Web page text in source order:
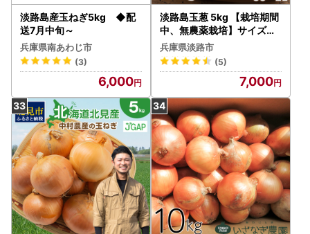
淡路島産玉ねぎ5kg ◆配
送7月中旬～
兵庫県南あわじ市
(3)
6,000
淡路島玉葱 5kg 【栽培期間
中、無農薬栽培】サイズ混
合SS～2L 玉ねぎ
兵庫県淡路市
(5)
7,000